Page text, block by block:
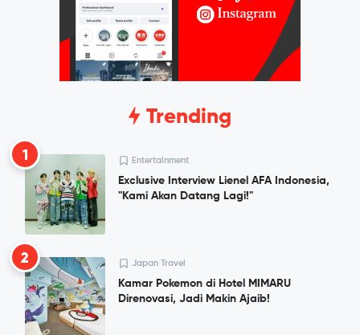
Trending
1 Entertainment
Exclusive Interview Lienel AFA Indonesia,
"Kami Akan Datang Lagi!"
2 Japan Travel
Kamar Pokemon di Hotel MIMARU
Direnovasi, Jadi Makin Ajaib!